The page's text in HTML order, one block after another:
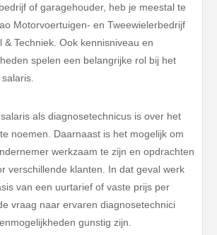
of garagehouder, heb je meestal te
Motorvoertuigen- en Tweewielerbedrijf
& Techniek. Ook kennisniveau en
spelen een belangrijke rol bij het
als diagnosetechnicus is over het
noemen. Daarnaast is het mogelijk om
werkzaam te zijn en opdrachten
verschillende klanten. In dat geval werk
van een uurtarief of vaste prijs per
vraag naar ervaren diagnosetechnici
gunstig zijn.